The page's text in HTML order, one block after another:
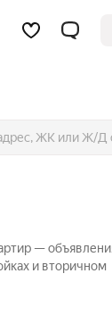
—
и вторичном